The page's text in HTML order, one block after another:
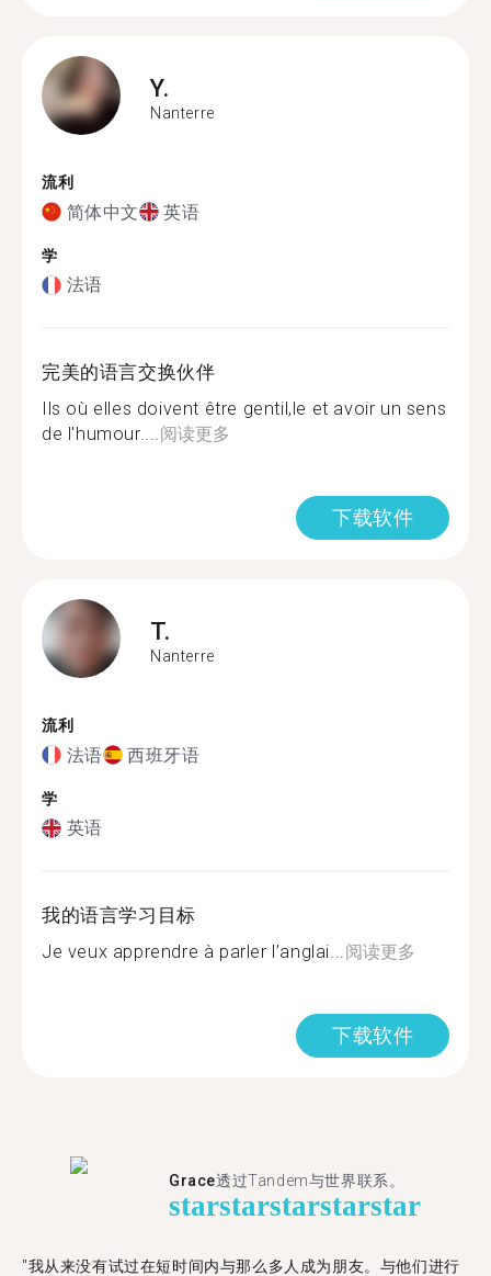
Y.
Nanterre
流利
简体中文 英语
学
法语
完美的语言交换伙伴
Ils où elles doivent être gentil,le et avoir un sens
de l'humour....阅读更多
下载软件
T.
Nanterre
流利
法语 西班牙语
学
英语
我的语言学习目标
Je veux apprendre à parler l’anglai...阅读更多
下载软件
Grace透过Tandem与世界联系。
starstarstarstarstar
"我从来没有试过在短时间内与那么多人成为朋友。与他们进行